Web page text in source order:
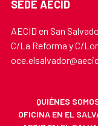
SEDE AECID
AECID en San
C/La Reforma y C/
QUIÉNES
OFICINA EN EL